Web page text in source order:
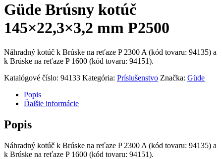
Güde Brúsny kotúč
145×22,3×3,2 mm P2500
Náhradný kotúč k Brúske na reťaze P 2300 A (kód tovaru: 94135) a
k Brúske na reťaze P 1600 (kód tovaru: 94151).
Katalógové číslo: 94133 Kategória: Príslušenstvo Značka: Güde
Popis
Ďalšie informácie
Popis
Náhradný kotúč k Brúske na reťaze P 2300 A (kód tovaru: 94135) a
k Brúske na reťaze P 1600 (kód tovaru: 94151).